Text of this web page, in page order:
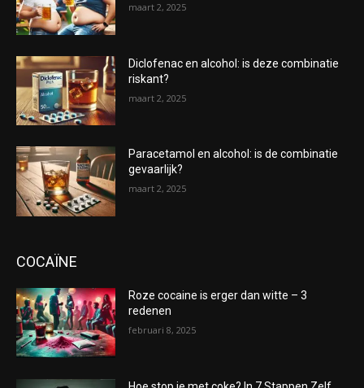
maart 2, 2025
Diclofenac en alcohol: is deze combinatie
riskant?
maart 2, 2025
Paracetamol en alcohol: is de combinatie
gevaarlijk?
maart 2, 2025
COCAÏNE
Roze cocaine is erger dan witte – 3
redenen
februari 8, 2025